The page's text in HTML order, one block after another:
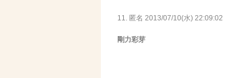
11. 匿名 2013/07/10(水) 22:09:02
剛力彩芽